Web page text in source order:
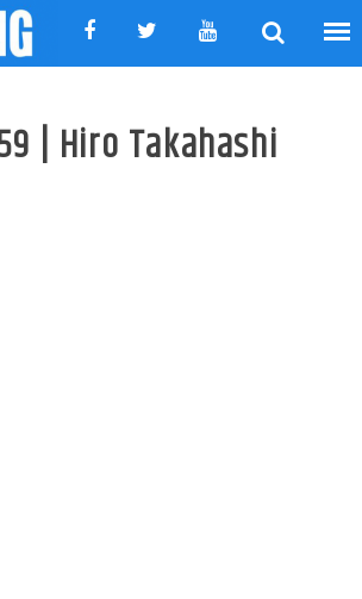
| Hiro Takahashi